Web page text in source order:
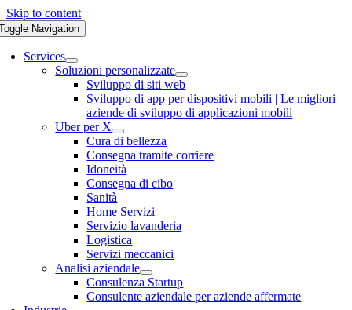
Skip to content
Navigation
Services
Soluzioni personalizzate
Sviluppo di siti web
Sviluppo di app per dispositivi mobili | Le migliori
aziende di sviluppo di applicazioni mobili
Uber per X
Cura di bellezza
Consegna tramite corriere
Idoneità
Consegna di cibo
Sanità
Home Servizi
Servizio lavanderia
Logistica
Servizi meccanici
Analisi aziendale
Consulenza Startup
Consulente aziendale per aziende affermate